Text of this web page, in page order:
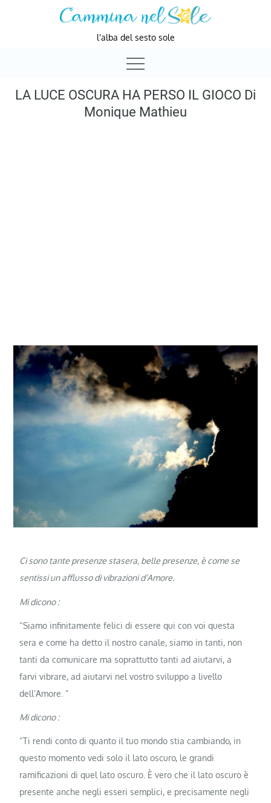
l'alba del sesto sole
LA LUCE OSCURA HA PERSO IL GIOCO Di
Monique Mathieu
Ci sono tante presenze stasera, belle presenze, è come se
sentissi un afflusso di vibrazioni d’Amore.
Mi dicono :
“Siamo infinitamente felici di essere qui con voi questa
sera e come ha detto il nostro canale, siamo in tanti, non
tanti da comunicare ma soprattutto tanti ad aiutarvi, a
farvi vibrare, ad aiutarvi nel vostro sviluppo a livello
dell’Amore. ”
Mi dicono :
“Ti rendi conto di quanto il tuo mondo stia cambiando, in
questo momento vedi solo il lato oscuro, le grandi
ramificazioni di quel lato oscuro. È vero che il lato oscuro è
presente anche negli esseri semplici, e precisamente negli